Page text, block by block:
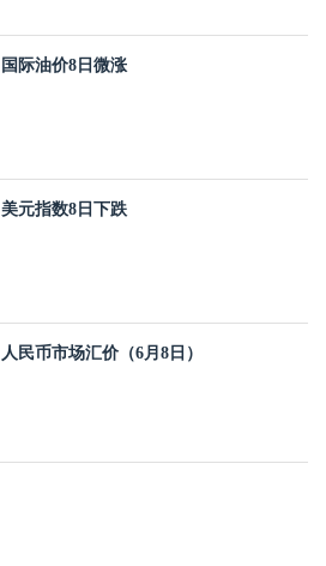
国际油价8日微涨
美元指数8日下跌
人民币市场汇价（6月8日）